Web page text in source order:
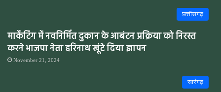
छत्तीसगढ़
मार्केटिंग में नवनिर्मित दुकान के आबंटन प्रक्रिया को निरस्त
करने भाजपा नेता हरिनाथ खूंटे दिया ज्ञापन
November 21, 2024
सारंगढ़